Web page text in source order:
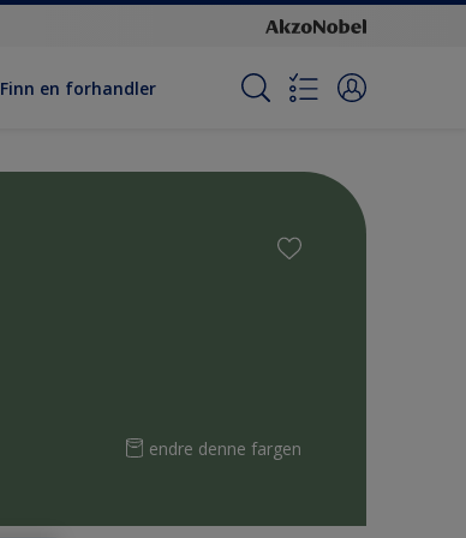
Finn en forhandler
endre denne fargen